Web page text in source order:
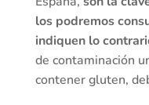
los podremos
indiquen lo
de contaminación
contener gluten,